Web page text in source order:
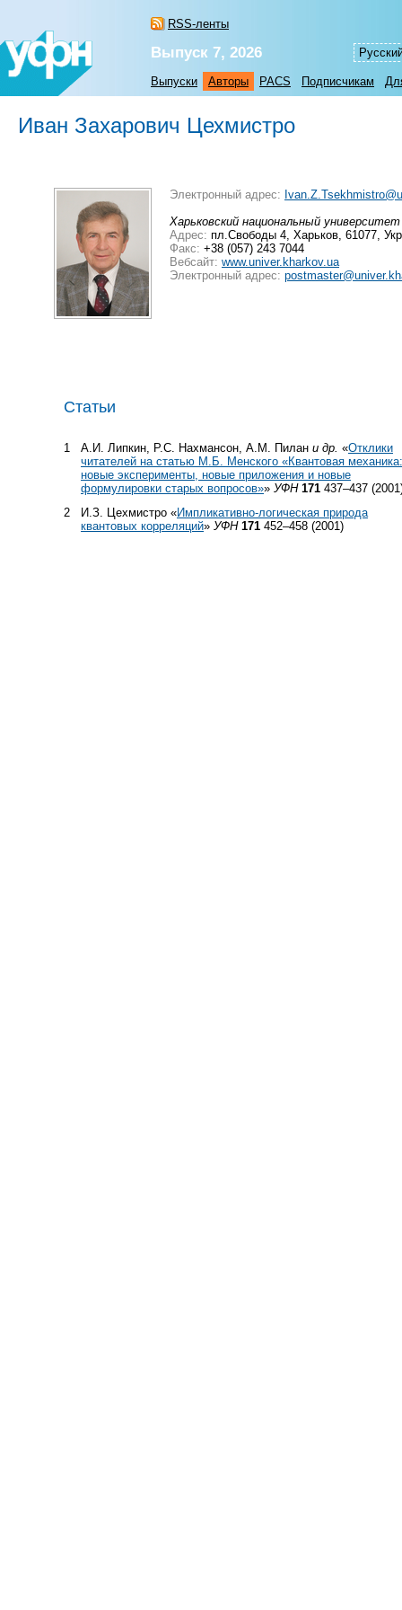
RSS-ленты
Выпуск 7, 2026
Выпуски Авторы PACS Подписчикам
Иван Захарович Цехмистро
Электронный адрес:
Харьковский национальный
Адрес: пл.Свободы 4, Харьков, 61077,
Факс: +38 (057) 243 7044
Вебсайт: www.univer.kharkov.ua
Электронный адрес:
Статьи
1 А.И. Липкин, Р.С. Нахмансон, А.М. Пилан и др. «Отклики
читателей на статью М.Б. Менского «Квантовая механика:
новые эксперименты, новые приложения и новые
формулировки старых вопросов»» УФН 171 437–437
2
И.З. Цехмистро «Импликативно-логическая природа
квантовых корреляций» УФН 171 452–458 (2001)